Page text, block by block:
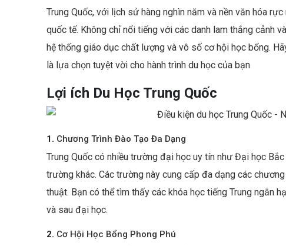
Trung Quốc, với lịch sử hàng nghìn năm và nền văn hóa
quốc tế. Không chỉ nổi tiếng với các danh lam thắng cảnh
hệ thống giáo dục chất lượng và vô số cơ hội học bổng.
là lựa chọn tuyệt vời cho hành trình du học của bạn
Lợi ích Du Học Trung Quốc
1. Chương Trình Đào Tạo Đa Dạng
Trung Quốc có nhiều trường đại học uy tín như Đại học
trường khác. Các trường này cung cấp đa dạng các
thuật. Bạn có thể tìm thấy các khóa học tiếng Trung ngắn
và sau đại học.
2. Cơ Hội Học Bổng Phong Phú